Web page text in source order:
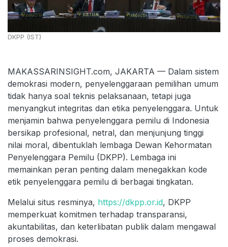
DKPP (IST)
MAKASSARINSIGHT.com, JAKARTA — Dalam sistem
demokrasi modern, penyelenggaraan pemilihan umum
tidak hanya soal teknis pelaksanaan, tetapi juga
menyangkut integritas dan etika penyelenggara. Untuk
menjamin bahwa penyelenggara pemilu di Indonesia
bersikap profesional, netral, dan menjunjung tinggi
nilai moral, dibentuklah lembaga Dewan Kehormatan
Penyelenggara Pemilu (DKPP). Lembaga ini
memainkan peran penting dalam menegakkan kode
etik penyelenggara pemilu di berbagai tingkatan.
Melalui situs resminya, https://dkpp.or.id, DKPP
memperkuat komitmen terhadap transparansi,
akuntabilitas, dan keterlibatan publik dalam mengawal
proses demokrasi.